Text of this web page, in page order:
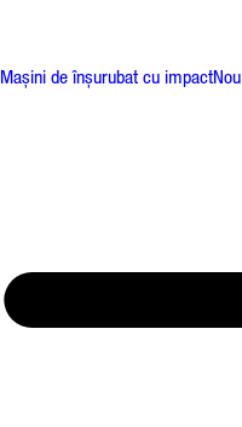
Mașini de înșurubat cu impactNou